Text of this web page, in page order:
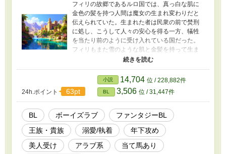
は仲を深めようとあの手この手を使う。 ふたり
の追いかけっこのような関係に、次第にイーリ
ャも心を開き始めて──。
フィリの故郷であるルロ国では、真っ白な肌に
金色の髪を持つ人間は魔女の生まれ変わりだと
伝えられていた。生まれた者は民衆の前で焚刑
に処し、こうして人々の安心を得る一方、犠牲
を当たり前のように受け入れている国だった。
フィリもまた雪のような肌と金髪を持って生ま
れ、来るべきときに備え、地下の部屋で閉じ込
められて生活をしていた。第四王子として生ま
れても、処刑への道は免れられなかった。 そん
なフィリの元に、縁談の話が舞い込んでくる。
縁談の相手はファルーハ王国の第三王子である
ヴァシリス。顔も名前も知らない王子との結婚
の話は、同性婚に偏見があるルロ国にとって、
フィリはさらに肩身の狭い思いをする。 ファル
ーハ王国は砂漠地帯にある王国であり、雪国で
あるルロ国とは真逆だ。縁談などフィリ信じ
ず、ついにそのときが来たと諦めの境地に至っ
24h.ポイント 63pt
小説 14,704 位 / 228,882件
BL 3,506 位 / 31,447件
BL ボーイズラブ
ファンタジーBL
王族・貴族
溺愛/執着
年下攻め
美人受け
アラブ系
当て馬あり